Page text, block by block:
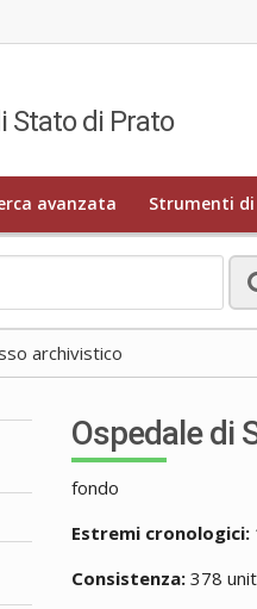
Stato di Prato
avanzata Strumenti
archivistico
Ospedale di
fondo
Estremi cronologici:
Consistenza: 378